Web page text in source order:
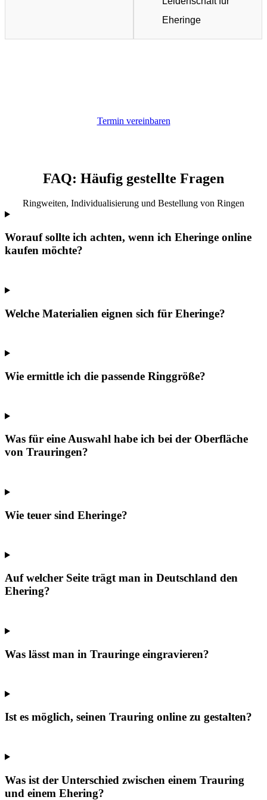
Eheringe
Termin vereinbaren
FAQ: Häufig gestellte Fragen
Ringweiten, Individualisierung und Bestellung von Ringen
Worauf sollte ich achten, wenn ich Eheringe online
kaufen möchte?
Welche Materialien eignen sich für Eheringe?
Wie ermittle ich die passende Ringgröße?
Was für eine Auswahl habe ich bei der Oberfläche
von Trauringen?
Wie teuer sind Eheringe?
Auf welcher Seite trägt man in Deutschland den
Ehering?
Was lässt man in Trauringe eingravieren?
Ist es möglich, seinen Trauring online zu gestalten?
Was ist der Unterschied zwischen einem Trauring
und einem Ehering?